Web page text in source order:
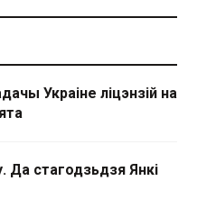
Украіне ліцэнзій на
Да стагодзьдзя Янкі